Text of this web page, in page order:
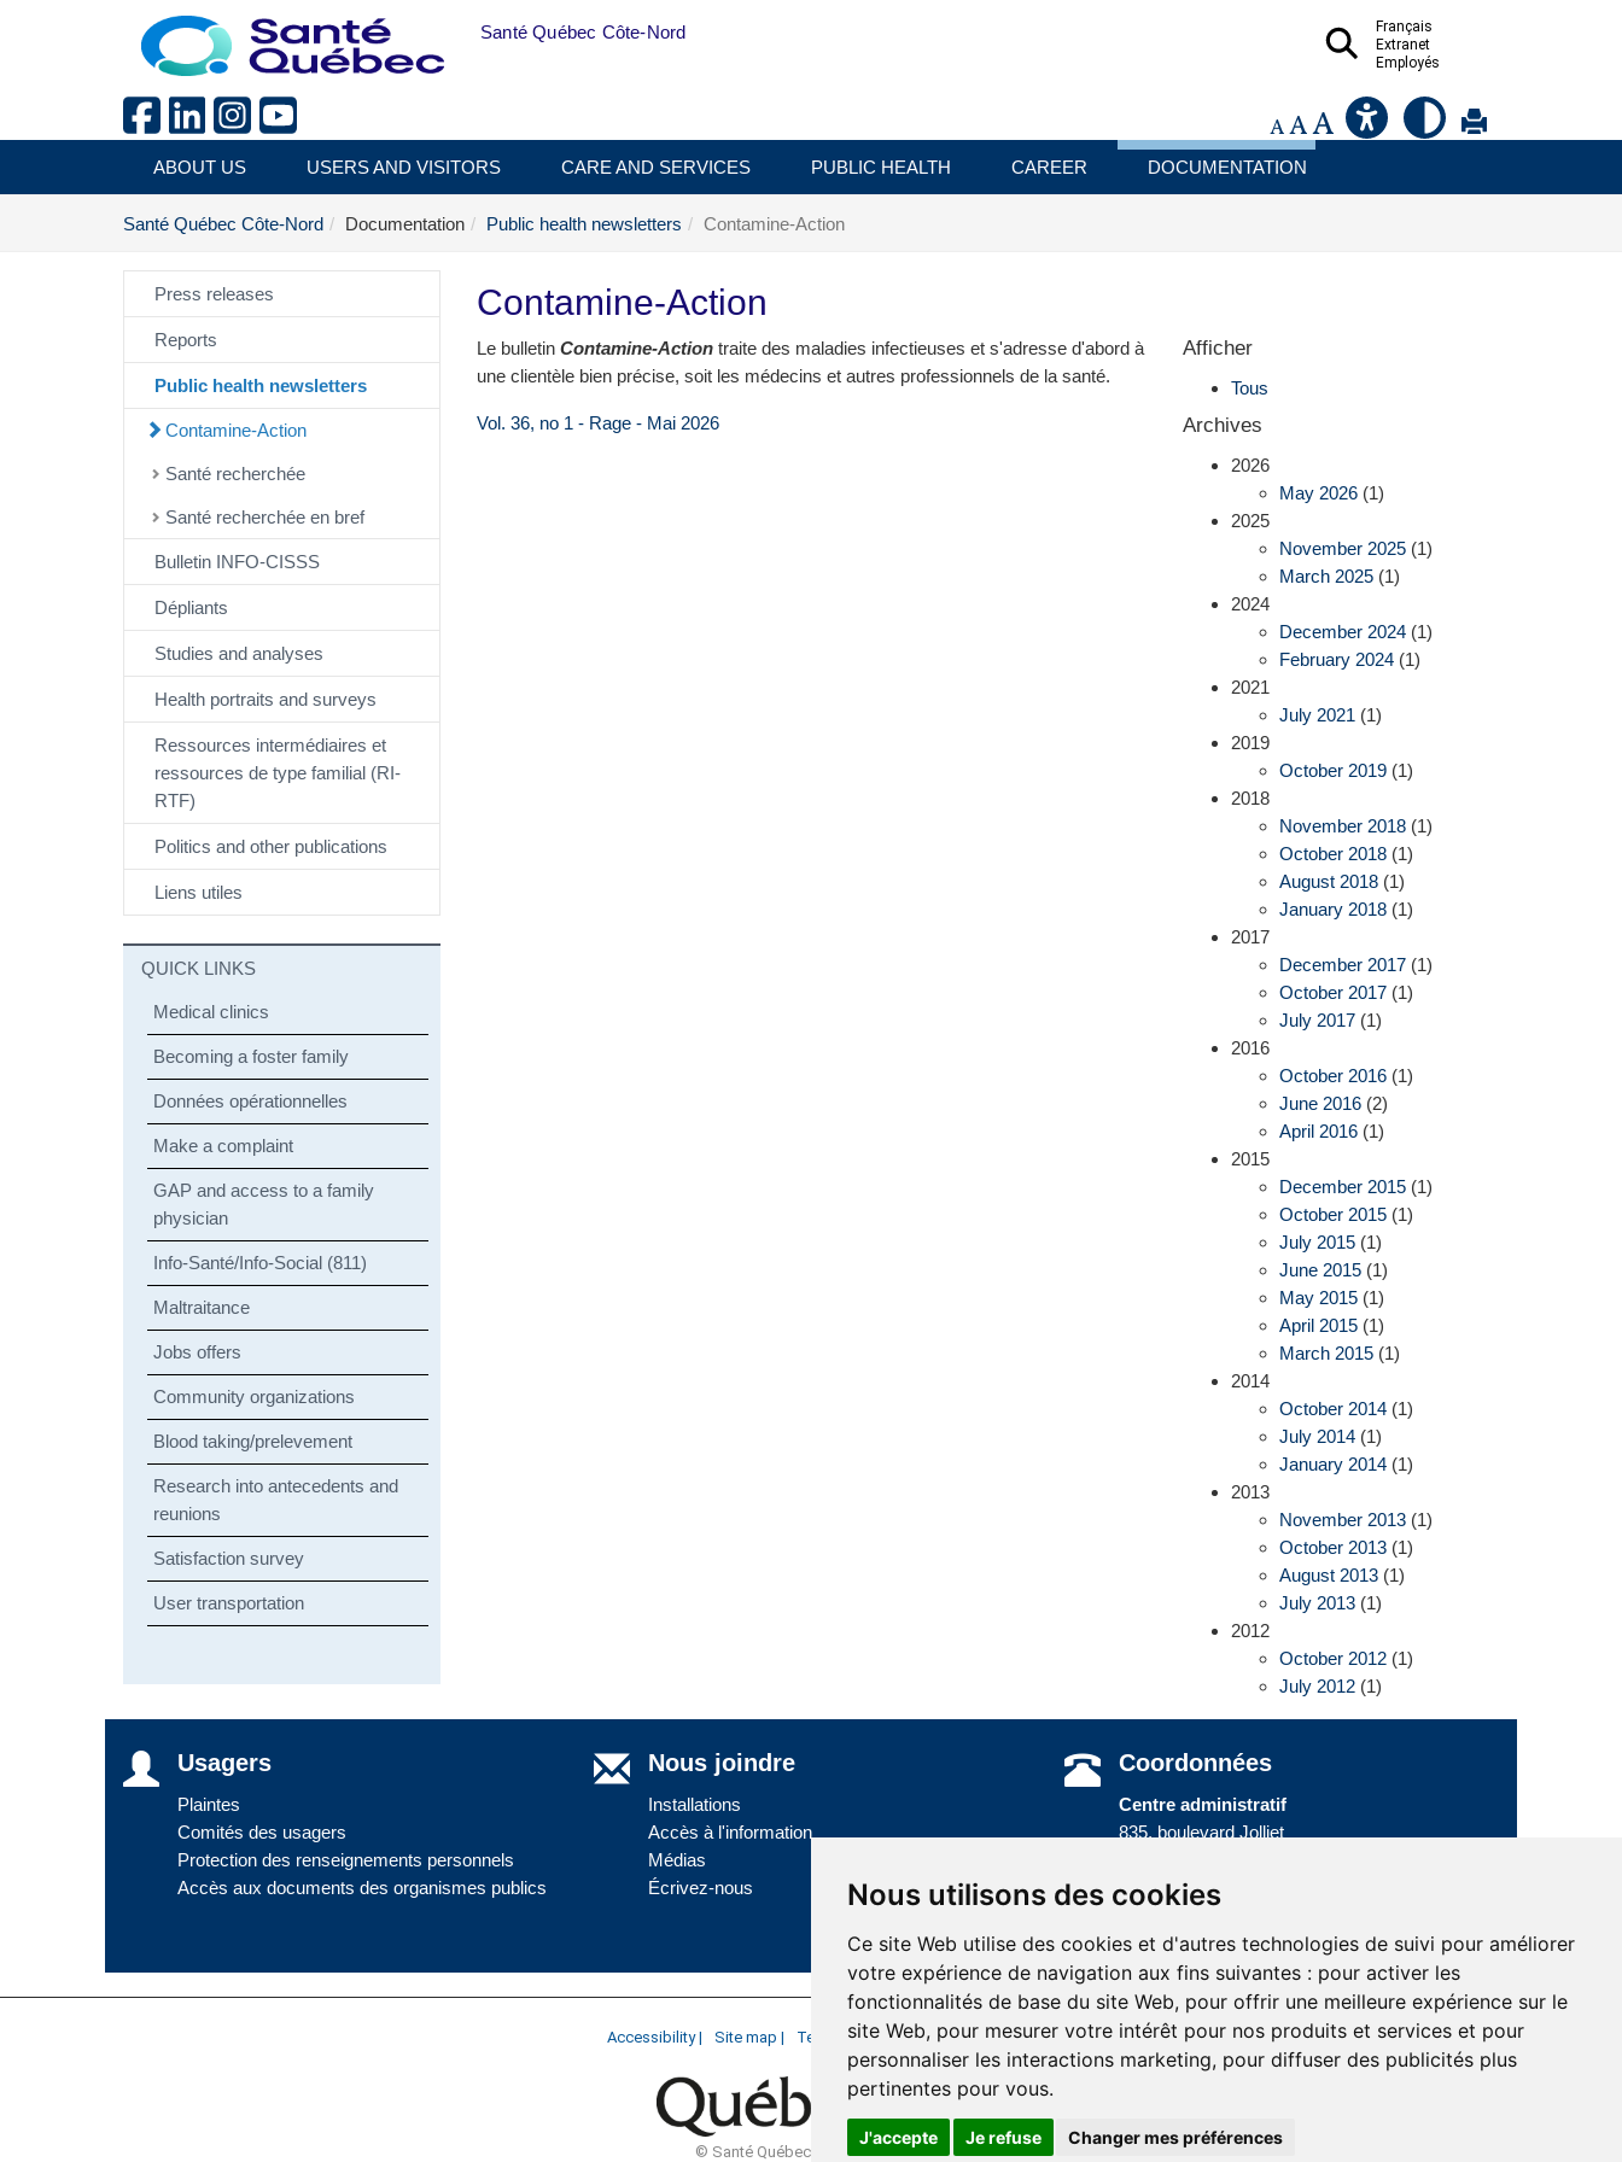
Nous utilisons des cookies
Ce site Web utilise des cookies et d'autres technologies de suivi pour améliorer
votre expérience de navigation aux fins suivantes : pour activer les
fonctionnalités de base du site Web, pour offrir une meilleure expérience sur le
site Web, pour mesurer votre intérêt pour nos produits et services et pour
personnaliser les interactions marketing, pour diffuser des publicités plus
pertinentes pour vous.
J'accepte Je refuse Changer mes préférences
Français
Extranet
Employés
Santé Québec Côte-Nord
ABOUT US USERS AND VISITORS CARE AND SERVICES PUBLIC HEALTH CAREER DOCUMENTATION
Santé Québec Côte-Nord Documentation Public health newsletters Contamine-Action
Press releases
Reports
Public health newsletters
Contamine-Action
Santé recherchée
Santé recherchée en bref
Bulletin INFO-CISSS
Dépliants
Studies and analyses
Health portraits and surveys
Ressources intermédiaires et
ressources de type familial (RI-
RTF)
Politics and other publications
Liens utiles
QUICK LINKS
Medical clinics
Becoming a foster family
Données opérationnelles
Make a complaint
GAP and access to a family
physician
Info-Santé/Info-Social (811)
Maltraitance
Jobs offers
Community organizations
Blood taking/prelevement
Research into antecedents and
reunions
Satisfaction survey
User transportation
Contamine-Action
Le bulletin Contamine-Actiontraite des maladies infectieuses et s'adresse d'abord à
une clientèle bien précise, soit les médecins et autres professionnels de la santé.
Vol. 36, no 1 - Rage - Mai 2026
Afficher
Tous
Archives
2026
May 2026(1)
2025
November 2025(1)
March 2025(1)
2024
December 2024(1)
February 2024(1)
2021
July 2021 (1)
2019
October 2019(1)
2018
November 2018(1)
October 2018(1)
August 2018(1)
January 2018(1)
2017
December 2017(1)
October 2017(1)
July 2017(1)
2016
October 2016(1)
June 2016(2)
April 2016(1)
2015
December 2015(1)
October 2015(1)
July 2015(1)
June 2015(1)
May 2015(1)
April 2015(1)
March 2015(1)
2014
October 2014(1)
July 2014(1)
January 2014(1)
2013
November 2013(1)
October 2013(1)
August 2013(1)
July 2013(1)
2012
October 2012(1)
July 2012(1)
Usagers
Plaintes
Comités des usagers
Protection des renseignements personnels
Accès aux documents des organismes publics
Nous joindre
Installations
Accès à l'information
Médias
Écrivez-nous
Coordonnées
Centre administratif
835, boulevard Jolliet
Téléphone :418 589-9845
Accessibility | Site map | Terms of Use | Website development
© Santé Québec Côte-Nord, 2026